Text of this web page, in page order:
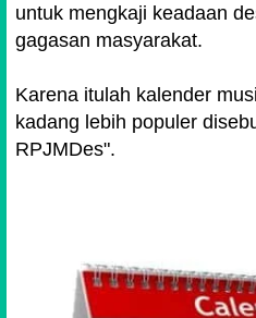
untuk mengkaji keadaan
gagasan masyarakat.
Karena itulah kalender
kadang lebih populer
RPJMDes".